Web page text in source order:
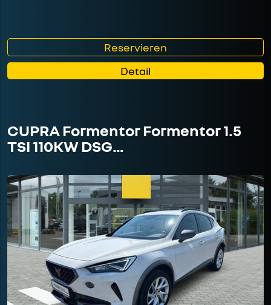
Reservieren
Detail
CUPRA Formentor Formentor 1.5
TSI 110KW DSG…